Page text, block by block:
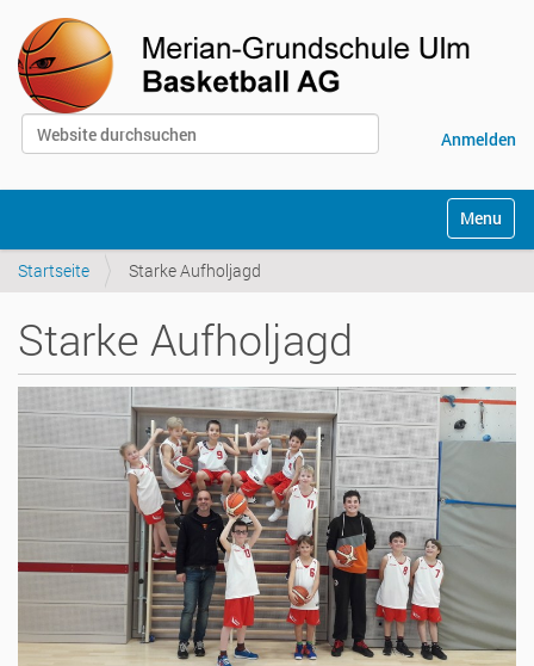
Website durchsuchen
Anmelden
k
Toggle
Startseite Starke Aufholjagd
Starke Aufholjagd